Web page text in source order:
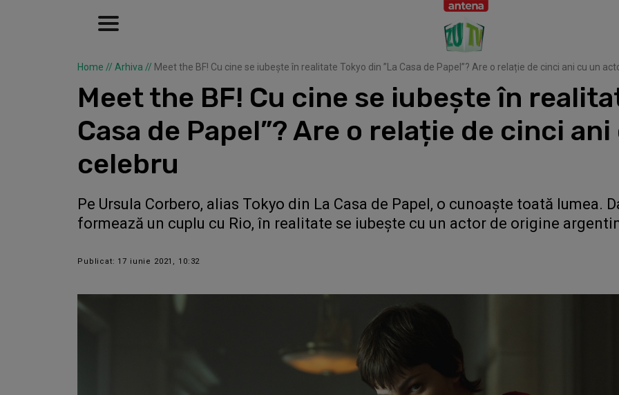
Home // Arhiva // Meet the BF! Cu cine se iubește în realitate Tokyo din ”La Casa de Papel”? Are o relație de cinci ani cu un
Meet the BF! Cu cine se iubește în
Casa de Papel”? Are o relație de cinci
celebru
Pe Ursula Corbero, alias Tokyo din La Casa de Papel, o cunoaște toată lumea.
formează un cuplu cu Rio, în realitate se iubește cu un actor de origine
Publicat: 17 iunie 2021, 10:32